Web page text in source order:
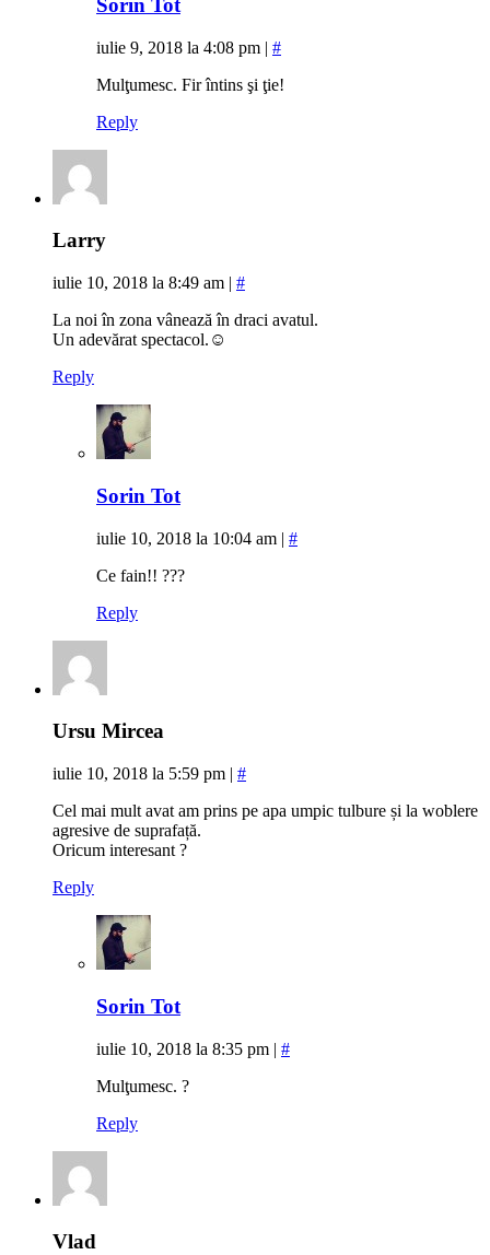
Sorin Tot
iulie 9, 2018 la 4:08 pm | #
Mulţumesc. Fir întins şi ţie!
Reply
Larry
iulie 10, 2018 la 8:49 am | #
La noi în zona vânează în draci avatul.
Un adevărat spectacol.☺
Reply
Sorin Tot
iulie 10, 2018 la 10:04 am | #
Ce fain!! ???
Reply
Ursu Mircea
iulie 10, 2018 la 5:59 pm | #
Cel mai mult avat am prins pe apa umpic tulbure și la woblere
agresive de suprafață.
Oricum interesant ?
Reply
Sorin Tot
iulie 10, 2018 la 8:35 pm | #
Mulţumesc. ?
Reply
Vlad